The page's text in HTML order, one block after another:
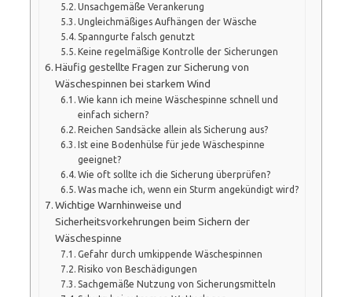
Unsachgemäße Verankerung
Ungleichmäßiges Aufhängen der Wäsche
Spanngurte falsch genutzt
Keine regelmäßige Kontrolle der Sicherungen
Häufig gestellte Fragen zur Sicherung von
Wäschespinnen bei starkem Wind
Wie kann ich meine Wäschespinne schnell und
einfach sichern?
Reichen Sandsäcke allein als Sicherung aus?
Ist eine Bodenhülse für jede Wäschespinne
geeignet?
Wie oft sollte ich die Sicherung überprüfen?
Was mache ich, wenn ein Sturm angekündigt wird?
Wichtige Warnhinweise und
Sicherheitsvorkehrungen beim Sichern der
Wäschespinne
Gefahr durch umkippende Wäschespinnen
Risiko von Beschädigungen
Sachgemäße Nutzung von Sicherungsmitteln